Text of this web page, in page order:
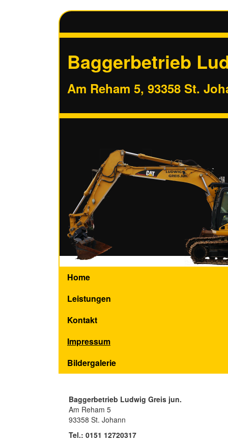
Baggerbetrieb
Am Reham 5, 93358 St.
Home
Leistungen
Kontakt
Impressum
Bildergalerie
Baggerbetrieb Ludwig Greis jun.
Am Reham 5
93358 St. Johann
Tel.: 0151 12720317